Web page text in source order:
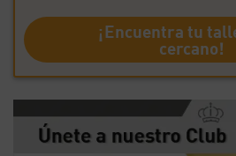
¡Encuentra tu
cercano!